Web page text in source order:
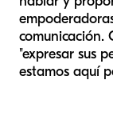
comunicación.
"expresar sus
estamos aquí